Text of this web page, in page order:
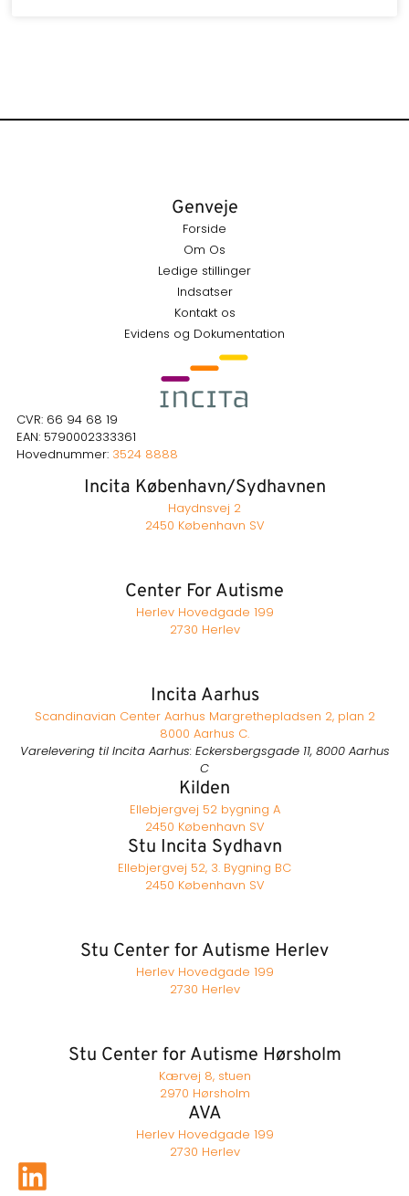
Genveje
Forside
Om Os
Ledige stillinger
Indsatser
Kontakt os
Evidens og Dokumentation
CVR: 66 94 68 19
EAN: 5790002333361
Hovednummer: 3524 8888
Incita København/Sydhavnen
Haydnsvej 2
2450 København SV
Center For Autisme
Herlev Hovedgade 199
2730 Herlev
Incita Aarhus
Scandinavian Center Aarhus Margrethepladsen 2, plan 2
8000 Aarhus C.
Varelevering til Incita Aarhus: Eckersbergsgade 11, 8000 Aarhus
C
Kilden
Ellebjergvej 52 bygning A
2450 København SV
Stu Incita Sydhavn
Ellebjergvej 52, 3. Bygning BC
2450 København SV
Stu Center for Autisme Herlev
Herlev Hovedgade 199
2730 Herlev
Stu Center for Autisme Hørsholm
Kærvej 8, stuen
2970 Hørsholm
AVA
Herlev Hovedgade 199
2730 Herlev